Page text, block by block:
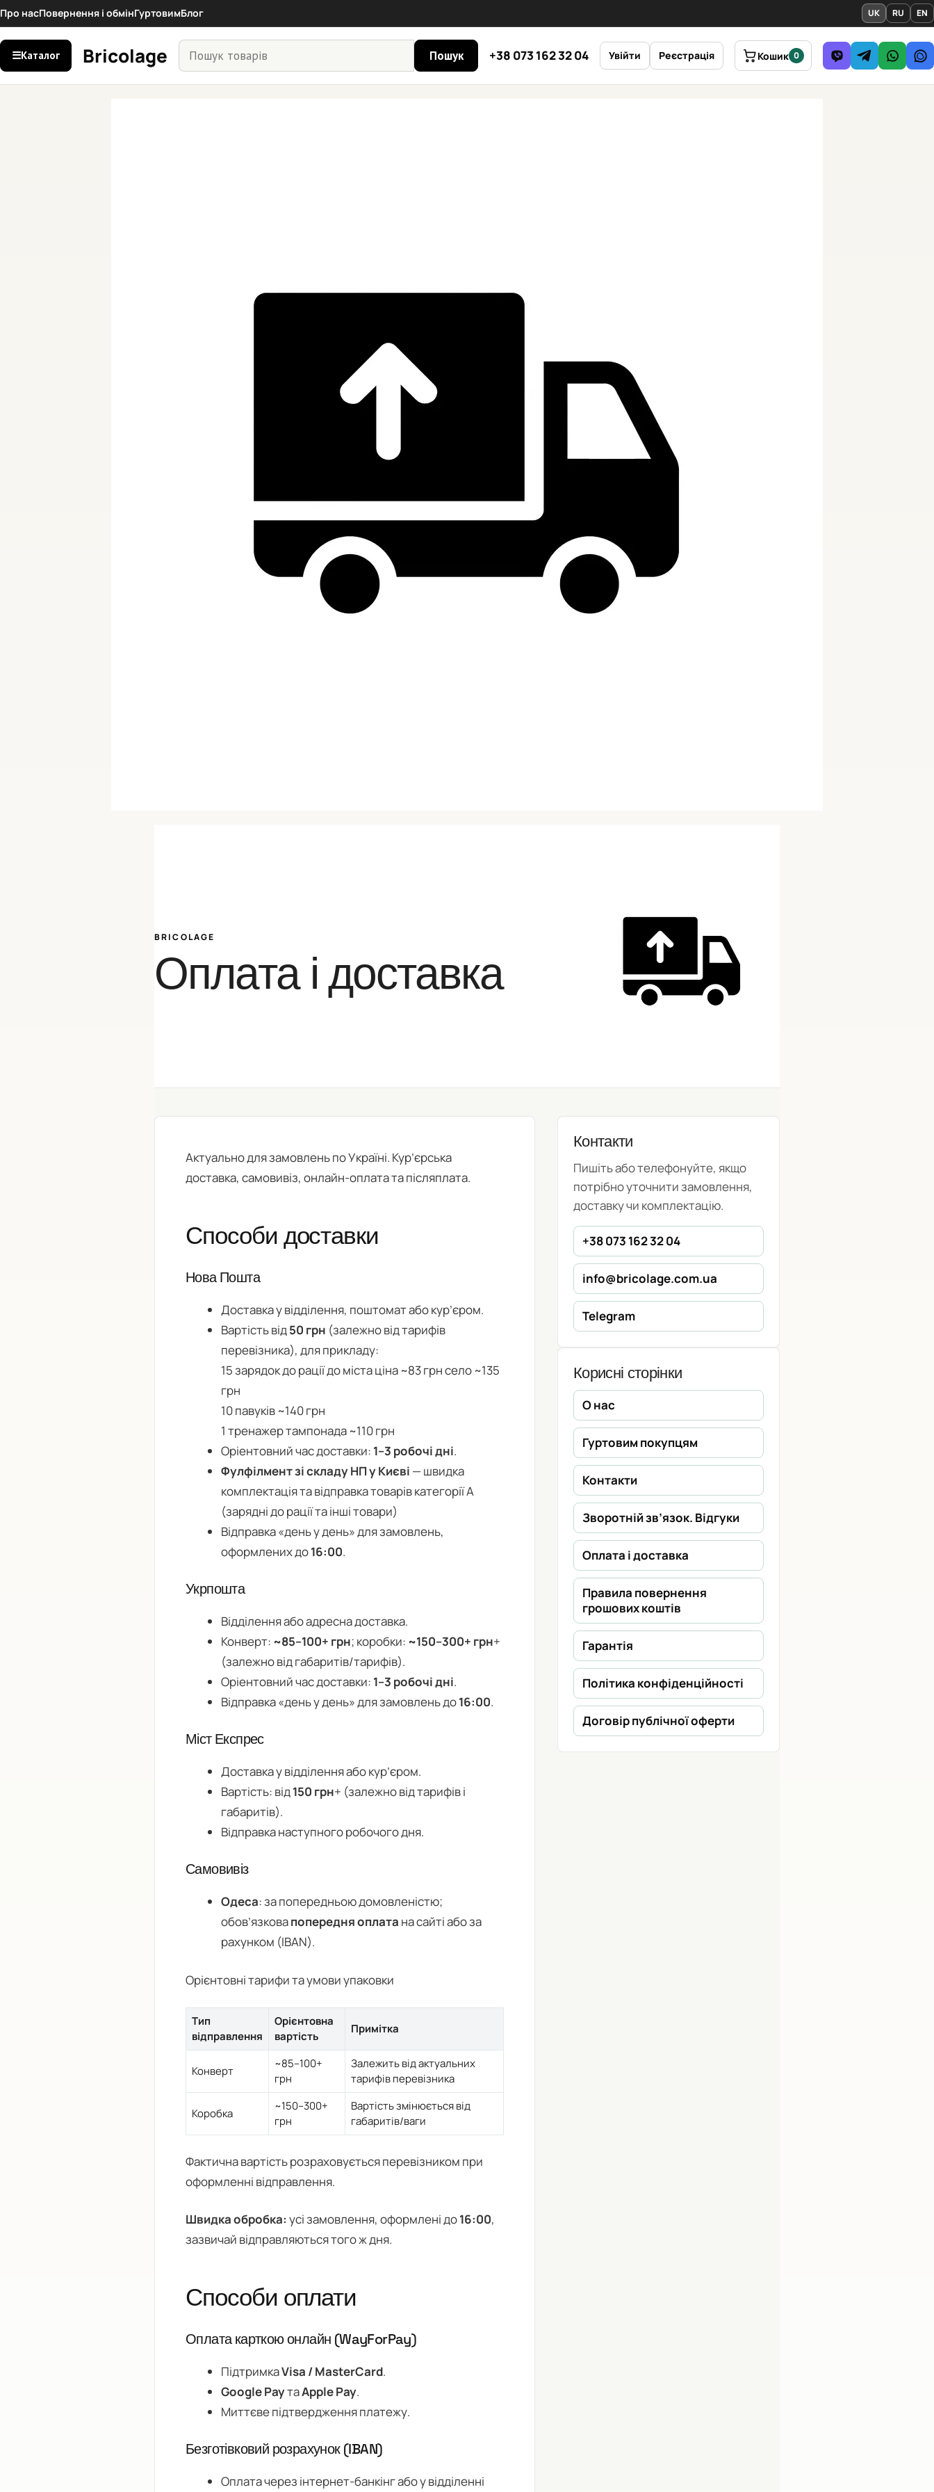
Перейти
до
вмісту
Про насПовернення і обмінГуртовимБлог UK RU EN
☰Каталог Bricolage
Пошук
товарів
Пошук +38 073 162 32 04 Увійти Реєстрація Кошик 0
BRICOLAGE
Оплата і доставка
Актуально для замовлень по Україні. Кур’єрська
доставка, самовивіз, онлайн-оплата та післяплата.
Способи доставки
Нова Пошта
Доставка у відділення, поштомат або кур’єром.
Вартість від50 грн (залежно від тарифів
перевізника), для прикладу:
15 зарядок до рації до міста ціна ~83 грн село ~135
грн
10 павуків ~140 грн
1 тренажер тампонада ~110 грн
Оріентовний час доставки: 1–3 робочі дні.
Фулфілмент зі складу НП у Києві — швидка
комплектація та відправка товарів категорії А
(зарядні до рації та інші товари)
Відправка «день у день» для замовлень,
оформлених до16:00.
Укрпошта
Відділення або адресна доставка.
Конверт: ~85–100+ грн; коробки: ~150–300+ грн+
(залежно від габаритів/тарифів).
Оріентовний час доставки: 1–3 робочі дні.
Відправка «день у день» для замовлень до16:00.
Міст Експрес
Доставка у відділення або кур’єром.
Вартість: від150 грн+ (залежно від тарифів і
габаритів).
Відправка наступного робочого дня.
Самовивіз
Одеса: за попередньою домовленістю;
обов’язковапопередня оплата на сайті або за
рахунком (IBAN).
Орієнтовні тарифи та умови упаковки
Тип
відправлення
Орієнтовна
вартість
Примітка
Конверт
~85–100+
грн
Залежить від актуальних
тарифів перевізника
Коробка
~150–300+
грн
Вартість змінюється від
габаритів/ваги
Фактична вартість розраховується перевізником при
оформленні відправлення.
Швидка обробка: усі замовлення, оформлені до16:00,
зазвичай відправляються того ж дня.
Способи оплати
Оплата карткою онлайн (WayForPay)
ПідтримкаVisa / MasterCard.
Google PayтаApple Pay.
Миттєве підтвердження платежу.
Безготівковий розрахунок (IBAN)
Оплата через інтернет-банкінг або у відділенні
Контакти
Пишіть або телефонуйте, якщо
потрібно уточнити замовлення,
доставку чи комплектацію.
+38 073 162 32 04
info@bricolage.com.ua
Telegram
Корисні сторінки
О нас
Гуртовим покупцям
Контакти
Зворотній зв’язок. Відгуки
Оплата і доставка
Правила повернення
грошових коштів
Гарантія
Політика конфіденційності
Договір публічної оферти